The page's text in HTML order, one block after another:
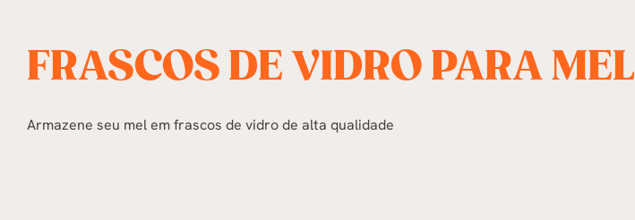
FRASCOS DE VIDRO PARA MEL
Armazene seu mel em frascos de vidro de alta qualidade